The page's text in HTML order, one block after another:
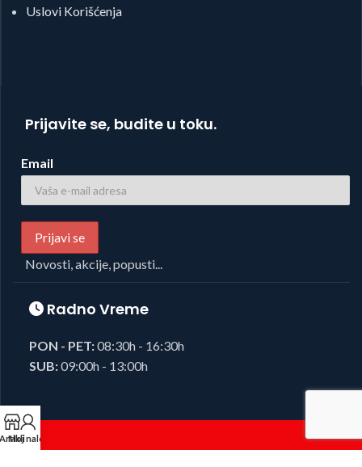
Uslovi Korišćenja
Prijavite se, budite u toku.
Email
Novosti, akcije, popusti...
Radno Vreme
PON - PET:08:30h - 16:30h
SUB:09:00h - 13:00h
Artikli
Moj nalog